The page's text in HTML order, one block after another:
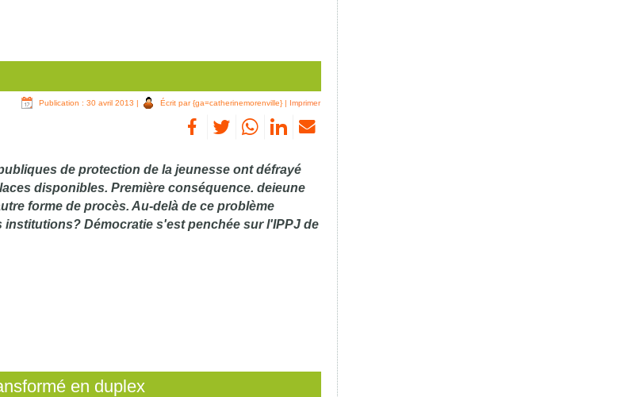
Publication : 30 avril 2013 | Écrit par {ga=catherinemorenville} | Imprimer
de protection de la jeunesse ont défrayé
disponibles. Première conséquence. deieune
forme de procès. Au-delà de ce problème
Démocratie s'est penchée sur l'IPPJ de
en duplex